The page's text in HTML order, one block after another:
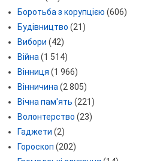
Боротьба з корупцією (606)
Будівництво (21)
Вибори (42)
Війна(1 514)
Вінниця (1 966)
Вінничина(2 805)
Вічна пам'ять (221)
Волонтерство (23)
Гаджети (2)
Гороскоп (202)